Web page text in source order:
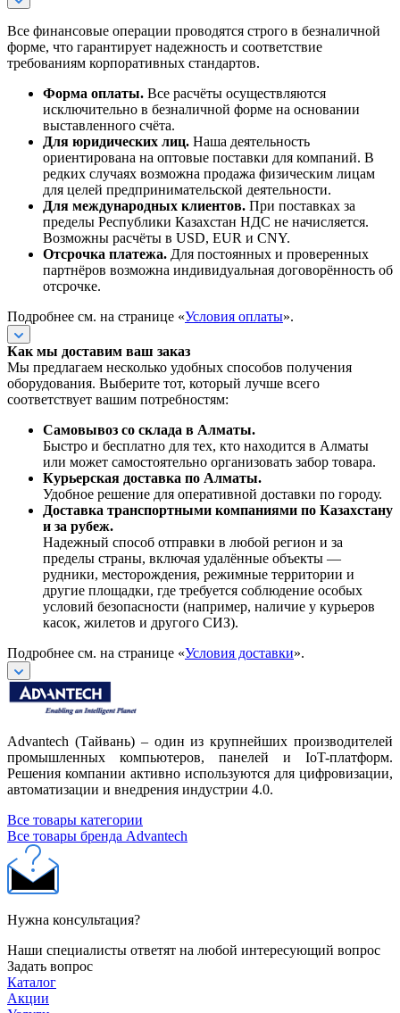
Все финансовые операции проводятся строго в безналичной
форме, что гарантирует надежность и соответствие
требованиям корпоративных стандартов.
Форма оплаты. Все расчёты осуществляются
исключительно в безналичной форме на основании
выставленного счёта.
Для юридических лиц. Наша деятельность
ориентирована на оптовые поставки для компаний. В
редких случаях возможна продажа физическим лицам
для целей предпринимательской деятельности.
Для международных клиентов. При поставках за
пределы Республики Казахстан НДС не начисляется.
Возможны расчёты в USD, EUR и CNY.
Отсрочка платежа. Для постоянных и проверенных
партнёров возможна индивидуальная договорённость об
отсрочке.
Подробнее см. на странице «Условия оплаты».
Как мы доставим ваш заказ
Мы предлагаем несколько удобных способов получения
оборудования. Выберите тот, который лучше всего
соответствует вашим потребностям:
Самовывоз со склада в Алматы.
Быстро и бесплатно для тех, кто находится в Алматы
или может самостоятельно организовать забор товара.
Курьерская доставка по Алматы.
Удобное решение для оперативной доставки по городу.
Доставка транспортными компаниями по Казахстану
и за рубеж.
Надежный способ отправки в любой регион и за
пределы страны, включая удалённые объекты —
рудники, месторождения, режимные территории и
другие площадки, где требуется соблюдение особых
условий безопасности (например, наличие у курьеров
касок, жилетов и другого СИЗ).
Подробнее см. на странице «Условия доставки».
Advantech (Тайвань) – один из крупнейших производителей
промышленных компьютеров, панелей и IoT-платформ.
Решения компании активно используются для цифровизации,
автоматизации и внедрения индустрии 4.0.
Все товары категории
Все товары бренда Advantech
Нужна консультация?
Наши специалисты ответят на любой интересующий вопрос
Задать вопрос
Каталог
Акции